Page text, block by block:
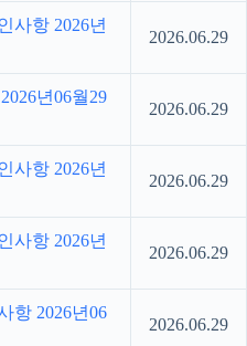
사항 2026년
2026.06.29
년06월29
2026.06.29
사항 2026년
2026.06.29
사항 2026년
2026.06.29
항 2026년06
2026.06.29